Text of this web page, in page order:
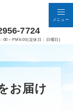
7724
00～PM6:00(定休日：日曜日)
メニュー
お届け